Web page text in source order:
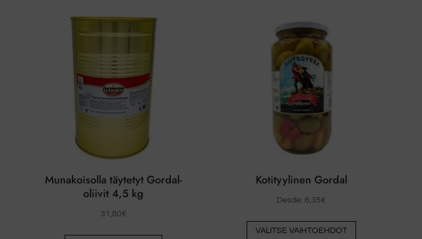
Munakoisolla täytetyt Gordal-
oliivit 4,5 kg
31,80€
Kotityylinen Gordal
Desde: 6,35€
VALITSE VAIHTOEHDOT
Tästä